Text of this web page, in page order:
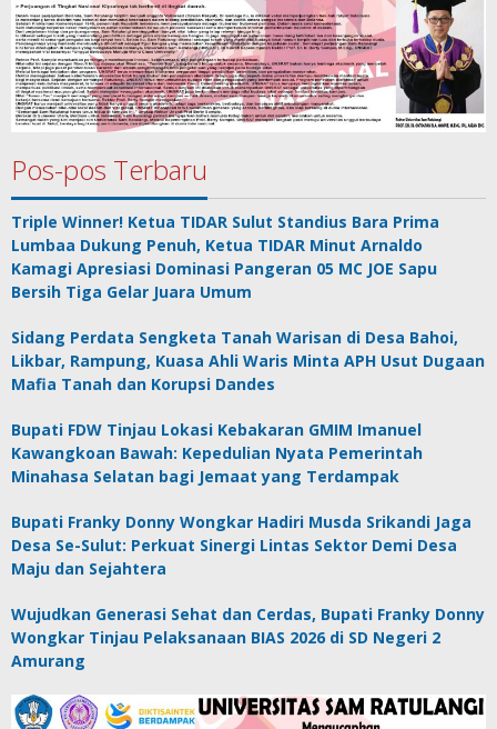
Pos-pos Terbaru
Triple Winner! Ketua TIDAR Sulut Standius Bara Prima
Lumbaa Dukung Penuh, Ketua TIDAR Minut Arnaldo
Kamagi Apresiasi Dominasi Pangeran 05 MC JOE Sapu
Bersih Tiga Gelar Juara Umum
Sidang Perdata Sengketa Tanah Warisan di Desa Bahoi,
Likbar, Rampung, Kuasa Ahli Waris Minta APH Usut Dugaan
Mafia Tanah dan Korupsi Dandes
Bupati FDW Tinjau Lokasi Kebakaran GMIM Imanuel
Kawangkoan Bawah: Kepedulian Nyata Pemerintah
Minahasa Selatan bagi Jemaat yang Terdampak
Bupati Franky Donny Wongkar Hadiri Musda Srikandi Jaga
Desa Se-Sulut: Perkuat Sinergi Lintas Sektor Demi Desa
Maju dan Sejahtera
Wujudkan Generasi Sehat dan Cerdas, Bupati Franky Donny
Wongkar Tinjau Pelaksanaan BIAS 2026 di SD Negeri 2
Amurang